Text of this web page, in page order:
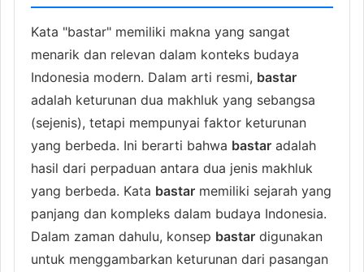
Kata "bastar" memiliki makna yang sangat
menarik dan relevan dalam konteks budaya
Indonesia modern. Dalam arti resmi, bastar
adalah keturunan dua makhluk yang sebangsa
(sejenis), tetapi mempunyai faktor keturunan
yang berbeda. Ini berarti bahwa bastar adalah
hasil dari perpaduan antara dua jenis makhluk
yang berbeda. Kata bastar memiliki sejarah yang
panjang dan kompleks dalam budaya Indonesia.
Dalam zaman dahulu, konsep bastar digunakan
untuk menggambarkan keturunan dari pasangan